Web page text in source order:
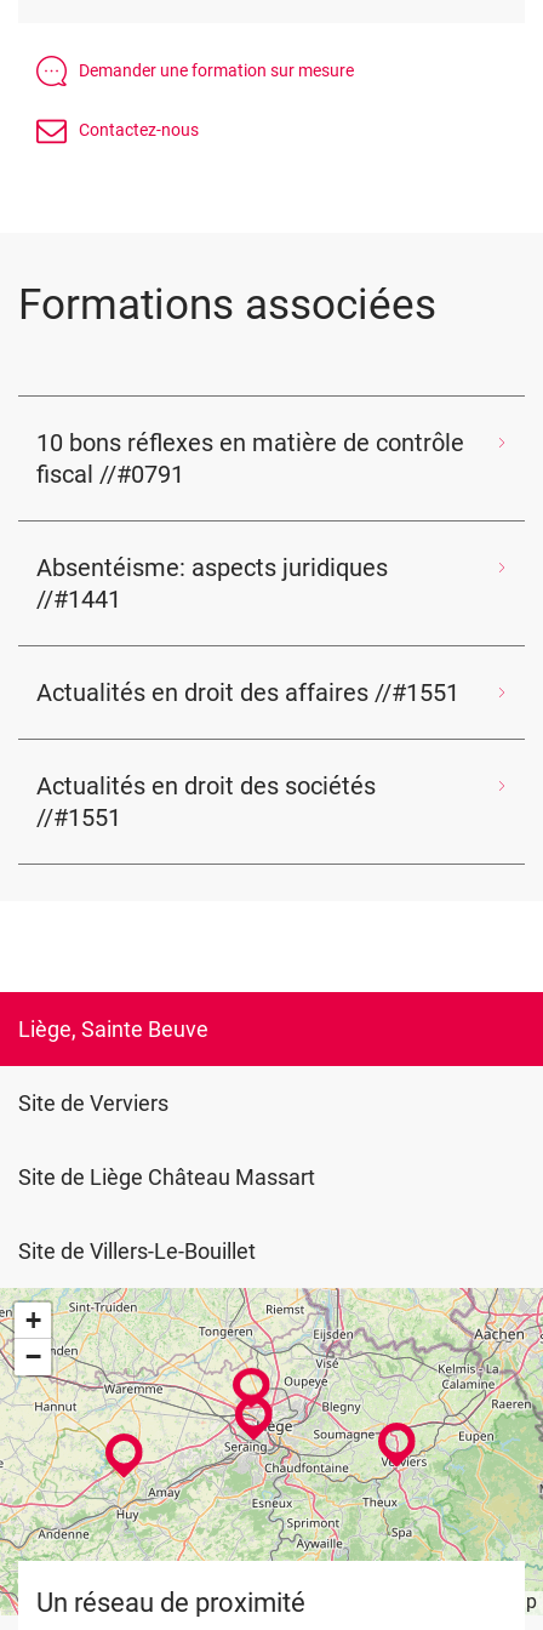
Formations associées
10 bons réflexes en matière de contrôle
fiscal //#0791
Absentéisme: aspects juridiques
//#1441
Actualités en droit des affaires //#1551
Actualités en droit des sociétés
//#1551
+
−
OpenStreetMap
Un réseau de proximité
Liège, Sainte Beuve
Site de Verviers
Site de Liège Château Massart
Site de Villers-Le-Bouillet